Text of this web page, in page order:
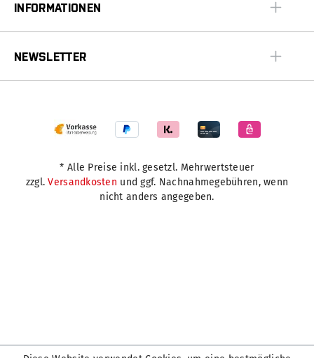
INFORMATIONEN
NEWSLETTER
* Alle Preise inkl. gesetzl. Mehrwertsteuer
zzgl.Versandkosten und ggf. Nachnahmegebühren, wenn
nicht anders angegeben.